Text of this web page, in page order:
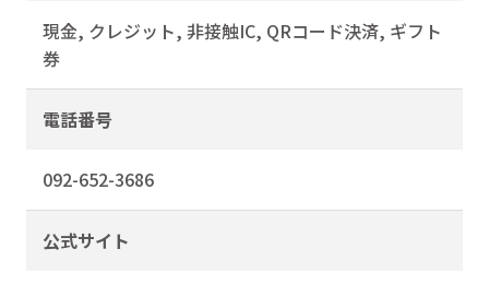
現金, クレジット, 非接触IC, QRコード決済, ギフト
券
電話番号
092-652-3686
公式サイト